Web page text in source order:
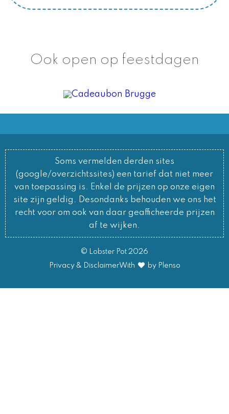
Ook open op feestdagen
Soms vermelden derden sites
(google/overzichtssites) een tarief dat niet meer
van toepassing is. Enkel de prijzen op onze eigen
site zijn geldig. Desondanks behouden we ons het
recht voor om ook van daar geafficheerde prijzen
af te wijken.
© Lobster Pot 2026
Privacy & DisclaimerWith by Plenso